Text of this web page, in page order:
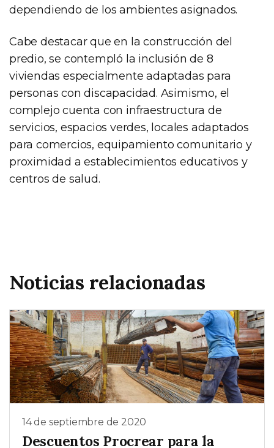
dependiendo de los ambientes asignados.
Cabe destacar que en la construcción del
predio, se contempló la inclusión de 8
viviendas especialmente adaptadas para
personas con discapacidad. Asimismo, el
complejo cuenta con infraestructura de
servicios, espacios verdes, locales adaptados
para comercios, equipamiento comunitario y
proximidad a establecimientos educativos y
centros de salud.
Noticias relacionadas
14 de septiembre de 2020
Descuentos Procrear para la